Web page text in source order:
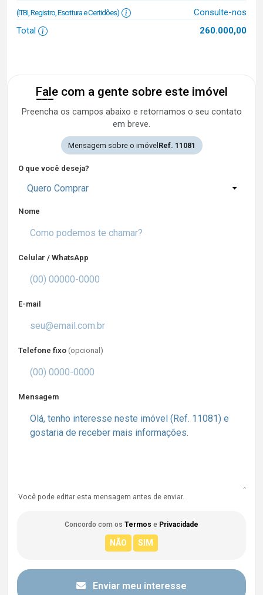
(ITBI, Registro, Escritura e Certidões)
Consulte-nos
Total
260.000,00
Fale com a gente sobre este imóvel
Preencha os campos abaixo e retornamos o seu contato
em breve.
Mensagem sobre o imóvel Ref. 11081
O que você deseja?
Quero Comprar
Nome
Celular / WhatsApp
E-mail
Telefone fixo (opcional)
Mensagem
Você pode editar esta mensagem antes de enviar.
Concordo com os Termos e Privacidade
Enviar meu interesse